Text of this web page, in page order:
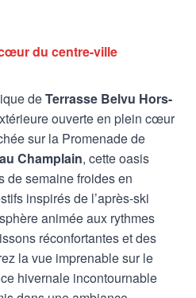
du centre-ville
deTerrasse Belvu Hors-
ouverte en plein cœur
sur la Promenade de
Champlain, cette oasis
de semaine froides en
inspirés de l’après-ski
animée aux rythmes
réconfortantes et des
la vue imprenable sur le
hivernale incontournable